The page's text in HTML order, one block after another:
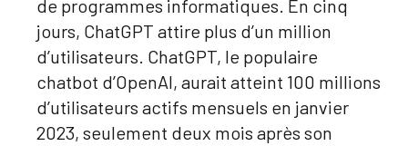
de programmes informatiques. En cinq
jours, ChatGPT attire plus d’un million
d’utilisateurs. ChatGPT, le populaire
chatbot d’OpenAI, aurait atteint 100 millions
d’utilisateurs actifs mensuels en janvier
2023, seulement deux mois après son